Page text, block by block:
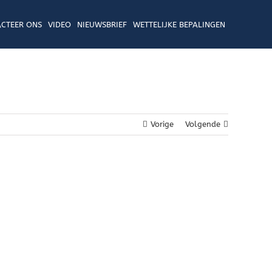
ONS VIDEO NIEUWSBRIEF WETTELIJKE BEPALINGEN
Vorige Volgende